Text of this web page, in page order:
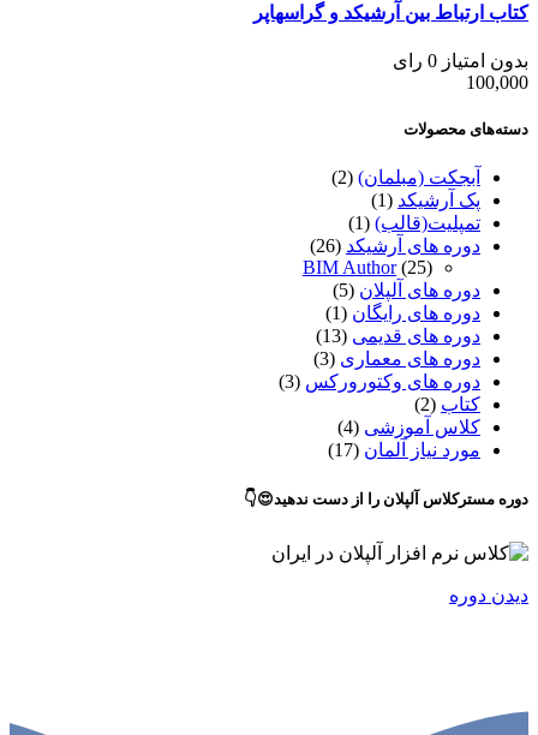
کتاب ارتباط بین آرشیکد و گراسهاپر
بدون امتیاز 0 رای
100,000
دسته‌های محصولات
آبجکت (مبلمان) (2)
پک آرشیکد (1)
تمپلیت(قالب) (1)
دوره های آرشیکد (26)
BIM Author (25)
دوره های آلپلان (5)
دوره های رایگان (1)
دوره های قدیمی (13)
دوره های معماری (3)
دوره های وکتورورکس (3)
کتاب (2)
کلاس آموزشی (4)
مورد نیاز آلمان (17)
دوره مسترکلاس آلپلان را از دست ندهید😍👇
دیدن دوره